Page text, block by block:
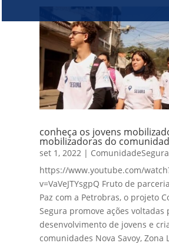
conheça os jovens
mobilizadoras do
set 1, 2022 | ComunidadeSegura
https://www.youtube.com/
v=VaVeJTYsgpQ Fruto de
Paz com a Petrobras, o projeto
Segura promove ações voltadas
desenvolvimento de jovens e
comunidades Nova Savoy, Zona